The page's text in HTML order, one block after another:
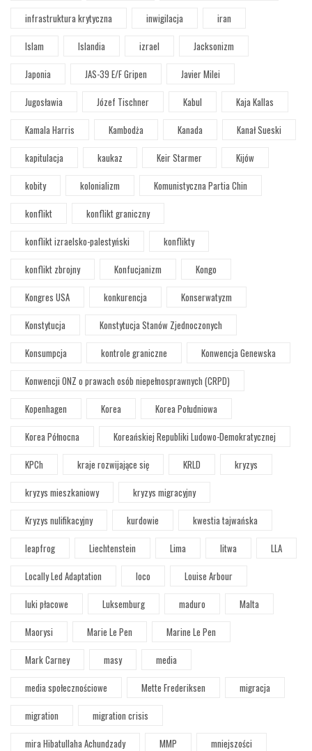
infrastruktura krytyczna
inwigilacja
iran
Islam
Islandia izrael
Jacksonizm
Japonia
JAS-39 E/F Gripen
Javier Milei
Jugosławia
Józef Tischner Kabul
Kaja Kallas
Kamala Harris
Kambodża Kanada
Kanał Sueski
kapitulacja
kaukaz Keir Starmer
Kijów
kobity
kolonializm
Komunistyczna Partia Chin
konflikt
konflikt graniczny
konflikt izraelsko-palestyński
konflikty
konflikt zbrojny
Konfucjanizm
Kongo
Kongres USA
konkurencja
Konserwatyzm
Konstytucja
Konstytucja Stanów Zjednoczonych
Konsumpcja
kontrole graniczne
Konwencja Genewska
Konwencji ONZ o prawach osób niepełnosprawnych (CRPD)
Kopenhagen
Korea
Korea Południowa
Korea Północna
Koreańskiej Republiki Ludowo-Demokratycznej
KPCh
kraje rozwijające się KRLD
kryzys
kryzys mieszkaniowy
kryzys migracyjny
Kryzys nulifikacyjny
kurdowie
kwestia tajwańska
leapfrog
Liechtenstein Lima litwa
LLA
Locally Led Adaptation
loco
Louise Arbour
luki płacowe
Luksemburg maduro
Malta
Maorysi
Marie Le Pen
Marine Le Pen
Mark Carney
masy
media
media społecznościowe
Mette Frederiksen
migracja
migration
migration crisis
mira Hibatullaha Achundzady
MMP
mniejszości